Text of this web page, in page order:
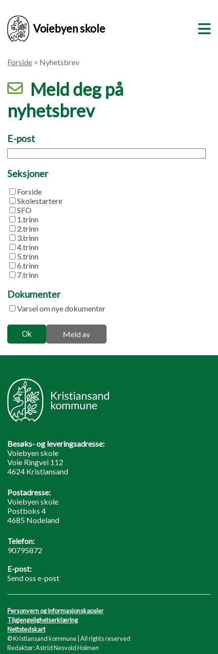
Voiebyen skole
Forside > Nyhetsbrev
Meld deg på
nyhetsbrev
E-post
Seksjoner
Forside
Skolestartere
SFO
1.trinn
2.trinn
3.trinn
4.trinn
5.trinn
6.trinn
7.trinn
Dokumenter
Varsel om nye dokumenter
Meld av
Besøks- og leveringsadresse:
Voiebyen skole
Voie Ringvei 112
4624 Kristiansand
Postadresse:
Voiebyen skole
Postboks 4
4685 Nodeland
Telefon:
90795872
E-post:
Send oss e-post
Personvern og informasjonskapsler
Tilgjengelighetserklæring
Nettstedskart
© Kristiansand kommune | All rights reserved
Redaktør: Astrid Nesvold Holmen